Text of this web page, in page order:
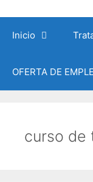
contenido
Inicio
OFERTA DE
curso de